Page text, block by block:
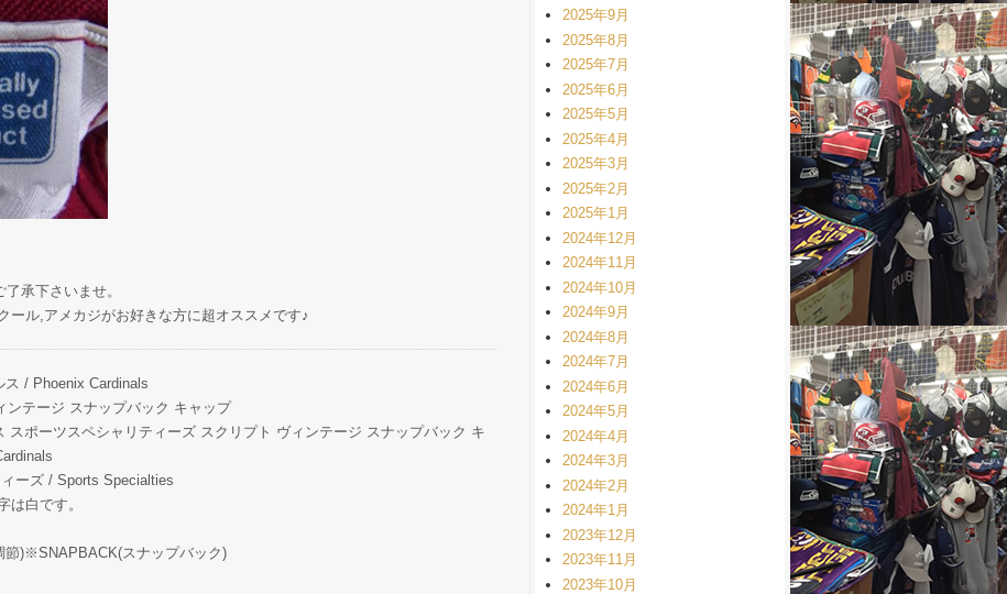
承下さいませ。
ール,アメカジがお好きな方に超オススメです♪
/ Phoenix Cardinals
テージ スナップバック キャップ
スポーツスペシャリティーズ スクリプト ヴィンテージ スナップバック キ
ーズ / Sports Specialties
は白です。
節)※SNAPBACK(スナップバック)
2025年9月
2025年8月
2025年7月
2025年6月
2025年5月
2025年4月
2025年3月
2025年2月
2025年1月
2024年12月
2024年11月
2024年10月
2024年9月
2024年8月
2024年7月
2024年6月
2024年5月
2024年4月
2024年3月
2024年2月
2024年1月
2023年12月
2023年11月
2023年10月